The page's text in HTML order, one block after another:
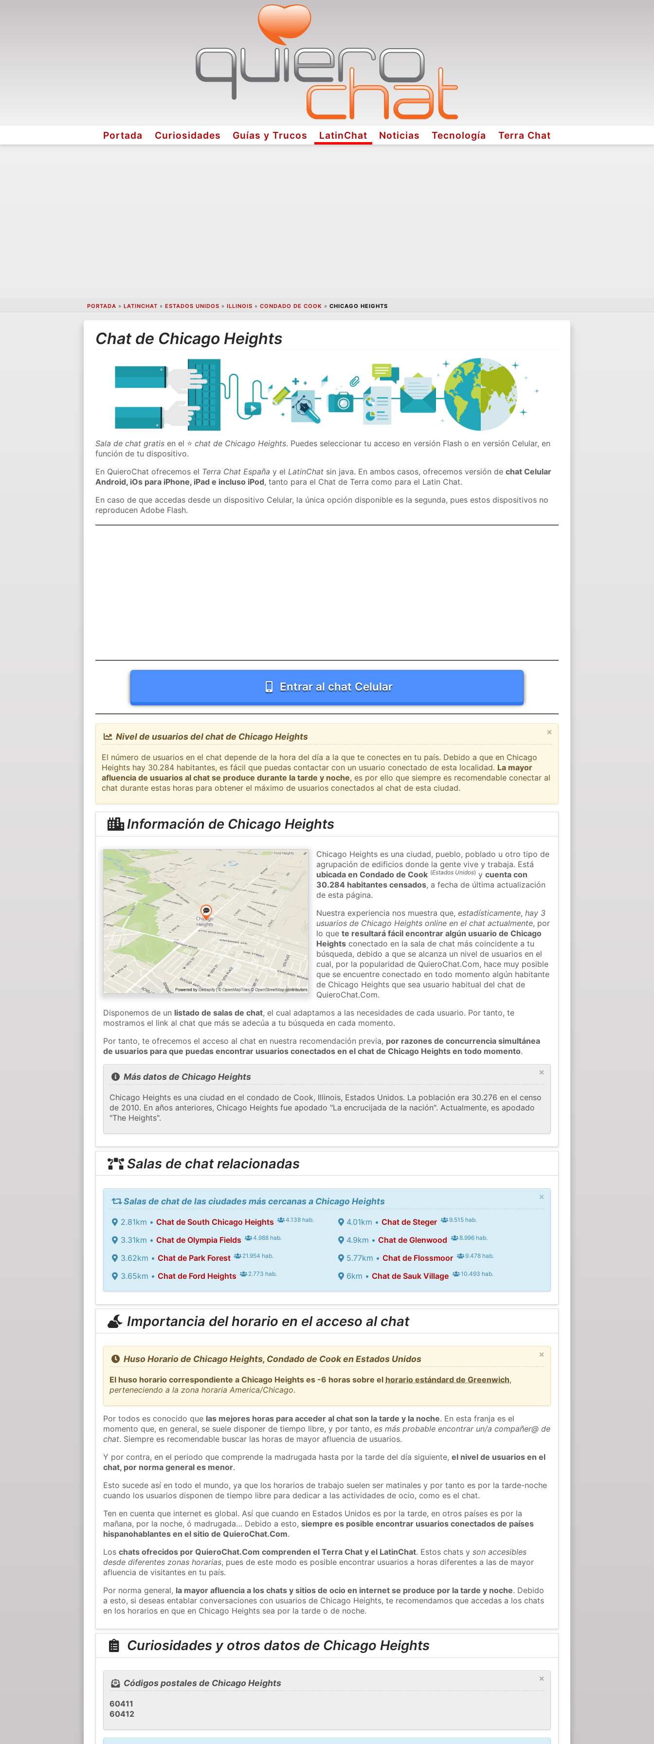
Portada Curiosidades Guías y Trucos LatinChat Noticias Tecnología Terra Chat
PORTADA » LATINCHAT » ESTADOS UNIDOS » ILLINOIS » CONDADO DE COOK » CHICAGO HEIGHTS
Chat de Chicago Heights
Sala de chat gratis en el ⭐chat de Chicago Heights. Puedes seleccionar tu acceso en versión Flash o en versión Celular, en
función de tu dispositivo.
En QuieroChat ofrecemos el Terra Chat España y elLatinChat sin java. En ambos casos, ofrecemos versión dechat Celular
Android, iOs para iPhone, iPad e incluso iPod, tanto para el Chat de Terra como para el Latin Chat.
En caso de que accedas desde un dispositivo Celular, la única opción disponible es la segunda, pues estos dispositivos no
reproducen Adobe Flash.
Entrar al chat Celular
×
Nivel de usuarios del chat de Chicago Heights
El número de usuarios en el chat depende de la hora del día a la que te conectes en tu país. Debido a que en Chicago
Heights hay 30.284 habitantes, es fácil que puedas contactar con un usuario conectado de esta localidad. La mayor
afluencia de usuarios al chat se produce durante la tarde y noche, es por ello que siempre es recomendable conectar al
chat durante estas horas para obtener el máximo de usuarios conectados al chat de esta ciudad.
Información de Chicago Heights
Chicago Heights es una ciudad, pueblo, poblado u otro tipo de
agrupación de edificios donde la gente vive y trabaja. Está
ubicada en Condado de Cook (Estados Unidos) ycuenta con
30.284 habitantes censados, a fecha de última actualización
de esta página.
Nuestra experiencia nos muestra que,estadísticamente,hay 3
usuarios de Chicago Heights online en el chat actualmente, por
lo quete resultará fácil encontrar algún usuario de Chicago
Heights conectado en la sala de chat más coincidente a tu
búsqueda, debido a que se alcanza un nivel de usuarios en el
cual, por la popularidad de QuieroChat.Com, hace muy posible
que se encuentre conectado en todo momento algún habitante
de Chicago Heights que sea usuario habitual del chat de
QuieroChat.Com.
Disponemos de un listado de salas de chat, el cual adaptamos a las necesidades de cada usuario. Por tanto, te
mostramos el link al chat que más se adecúa a tu búsqueda en cada momento.
Por tanto, te ofrecemos el acceso al chat en nuestra recomendación previa, por razones de concurrencia simultánea
de usuarios para que puedas encontrar usuarios conectados en el chat de Chicago Heights en todo momento.
×
Más datos de Chicago Heights
Chicago Heights es una ciudad en el condado de Cook, Illinois, Estados Unidos. La población era 30.276 en el censo
de 2010. En años anteriores, Chicago Heights fue apodado "La encrucijada de la nación". Actualmente, es apodado
"The Heights".
Salas de chat relacionadas
×
Salas de chat de las ciudades más cercanas a Chicago Heights
2.81km • Chat de South Chicago Heights 4.138 hab.
3.31km • Chat de Olympia Fields 4.988 hab.
3.62km • Chat de Park Forest 21.954 hab.
3.65km • Chat de Ford Heights 2.773 hab.
4.01km •Chat de Steger 9.515 hab.
4.9km •Chat de Glenwood 8.996 hab.
5.77km •Chat de Flossmoor 9.478 hab.
6km •Chat de Sauk Village 10.493 hab.
Importancia del horario en el acceso al chat
×
Huso Horario de Chicago Heights, Condado de Cook en Estados Unidos
El huso horario correspondiente a Chicago Heights es -6 horas sobre el horario estándard de Greenwich,
perteneciendo a la zona horaria America/Chicago.
Por todos es conocido que las mejores horas para acceder al chat son la tarde y la noche. En esta franja es el
momento que, en general, se suele disponer de tiempo libre, y por tanto,es más probable encontrar un/a compañer@ de
chat. Siempre es recomendable buscar las horas de mayor afluencia de usuarios.
Y por contra, en el periodo que comprende la madrugada hasta por la tarde del día siguiente,el nivel de usuarios en el
chat, por norma general es menor.
Esto sucede así en todo el mundo, ya que los horarios de trabajo suelen ser matinales y por tanto es por la tarde-noche
cuando los usuarios disponen de tiempo libre para dedicar a las actividades de ocio, como es el chat.
Ten en cuenta que internet es global. Así que cuando en Estados Unidos es por la tarde, en otros países es por la
mañana, por la noche, ó madrugada… Debido a esto,siempre es posible encontrar usuarios conectados de países
hispanohablantes en el sitio de QuieroChat.Com.
Loschats ofrecidos por QuieroChat.Com comprenden el Terra Chat y el LatinChat. Estos chats yson accesibles
desde diferentes zonas horarias, pues de este modo es posible encontrar usuarios a horas diferentes a las de mayor
afluencia de visitantes en tu país.
Por norma general, la mayor afluencia a los chats y sitios de ocio en internet se produce por la tarde y noche. Debido
a esto, si deseas entablar conversaciones con usuarios de Chicago Heights, te recomendamos que accedas a los chats
en los horarios en que en Chicago Heights sea por la tarde o de noche.
Curiosidades y otros datos de Chicago Heights
×
Códigos postales de Chicago Heights
60411
60412